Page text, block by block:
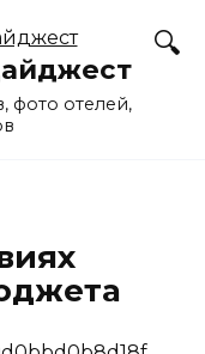
фото отелей,